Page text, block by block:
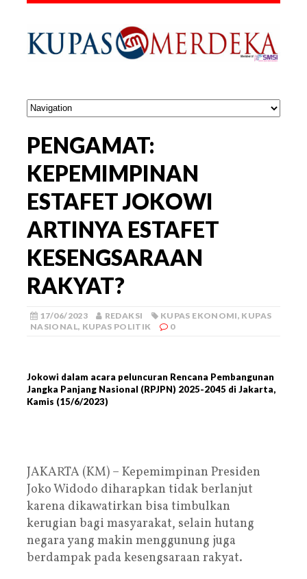
PENGAMAT:
KEPEMIMPINAN
ESTAFET JOKOWI
ARTINYA ESTAFET
KESENGSARAAN
RAKYAT?
17/06/2023 REDAKSI KUPAS EKONOMI, KUPAS
NASIONAL, KUPAS POLITIK 0
Jokowi dalam acara peluncuran Rencana Pembangunan
Jangka Panjang Nasional (RPJPN) 2025-2045 di Jakarta,
Kamis (15/6/2023)
JAKARTA (KM) – Kepemimpinan Presiden
Joko Widodo diharapkan tidak berlanjut
karena dikawatirkan bisa timbulkan
kerugian bagi masyarakat, selain hutang
negara yang makin menggunung juga
berdampak pada kesengsaraan rakyat.